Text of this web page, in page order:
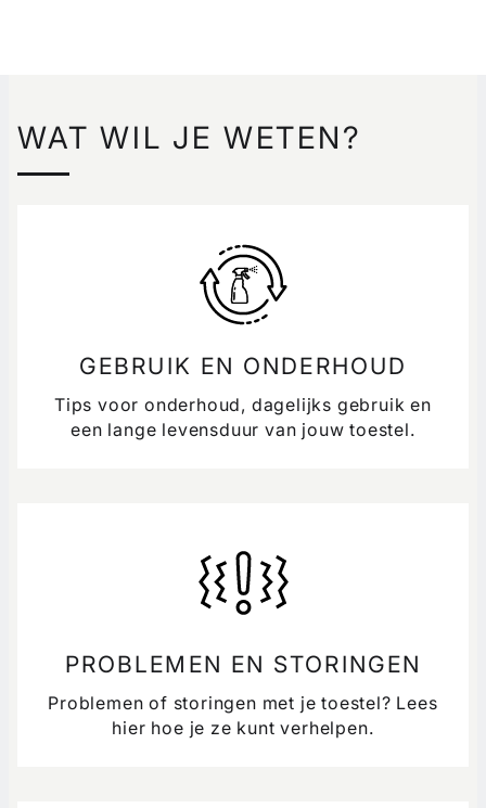
WAT WIL JE WETEN?
GEBRUIK EN ONDERHOUD
Tips voor onderhoud, dagelijks gebruik en
een lange levensduur van jouw toestel.
PROBLEMEN EN STORINGEN
Problemen of storingen met je toestel? Lees
hier hoe je ze kunt verhelpen.